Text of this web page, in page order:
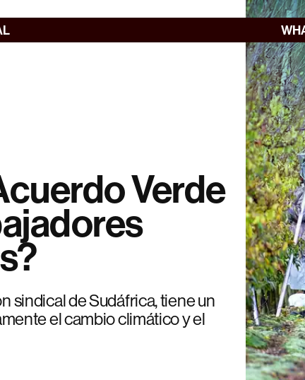
Verde
sindical de Sudáfrica, tiene un
el cambio climático y el